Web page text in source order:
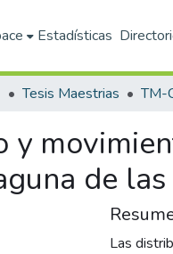
Estadísticas
Tesis Maestrias
y
de
Las